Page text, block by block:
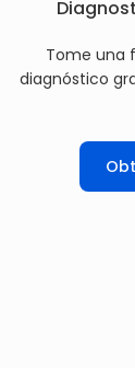
Tome una
diagnóstico